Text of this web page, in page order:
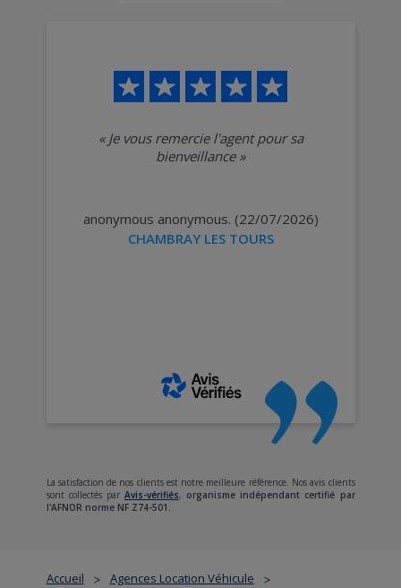
Accueil > Agences Location Véhicule >
« Je vous remercie l'agent pour sa
bienveillance»
anonymous anonymous. (22/07/2026)
CHAMBRAY LES TOURS
La satisfaction de nos clients est notre meilleure référence. Nos avis clients
sont collectés par Avis-vérifiés, organisme indépendant certifié par
l'AFNOR norme NF Z74-501.